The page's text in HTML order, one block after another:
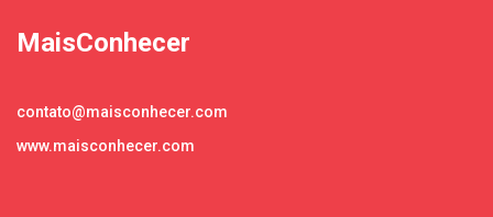
MaisConhecer
contato@maisconhecer.com
www.maisconhecer.com